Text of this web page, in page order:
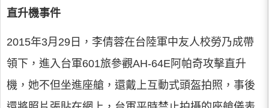
直升機事件
2015年3月29日，李倩蓉在台陸軍中友人校勞乃成帶
領下，進入台軍601旅參觀AH-64E阿帕奇攻擊直升
機，她不但坐進座艙，還戴上互動式頭盔拍照，事後